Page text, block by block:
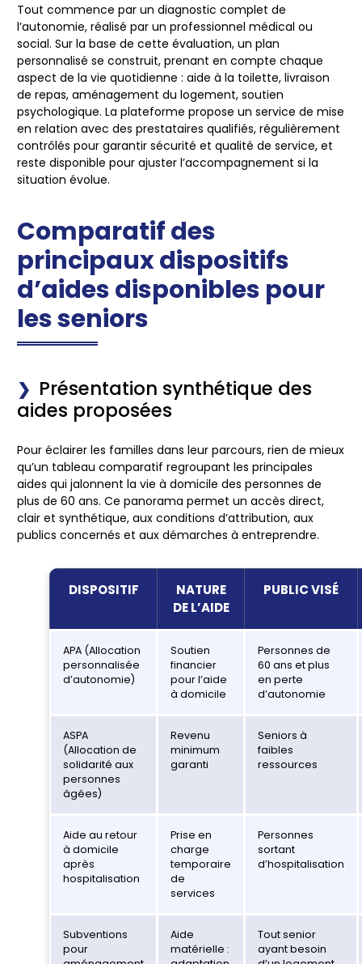
Tout commence par un diagnostic complet de
l’autonomie, réalisé par un professionnel médical ou
social. Sur la base de cette évaluation, un plan
personnalisé se construit, prenant en compte chaque
aspect de la vie quotidienne : aide à la toilette, livraison
de repas, aménagement du logement, soutien
psychologique. La plateforme propose un service de mise
en relation avec des prestataires qualifiés, régulièrement
contrôlés pour garantir sécurité et qualité de service, et
reste disponible pour ajuster l’accompagnement si la
situation évolue.
Comparatif des
principaux dispositifs
d’aides disponibles pour
les seniors
Présentation synthétique des
aides proposées
Pour éclairer les familles dans leur parcours, rien de mieux
qu’un tableau comparatif regroupant les principales
aides qui jalonnent la vie à domicile des personnes de
plus de 60 ans. Ce panorama permet un accès direct,
clair et synthétique, aux conditions d’attribution, aux
publics concernés et aux démarches à entreprendre.
DISPOSITIF
NATURE
DE L’AIDE
PUBLIC VISÉ
APA (Allocation
personnalisée
d’autonomie)
Soutien
financier
pour l’aide
à domicile
Personnes de
60 ans et plus
en perte
d’autonomie
ASPA
(Allocation de
solidarité aux
personnes
âgées)
Revenu
minimum
garanti
Seniors à
faibles
ressources
Aide au retour
à domicile
après
hospitalisation
Prise en
charge
temporaire
de
services
Personnes
sortant
d’hospitalisation
Subventions
pour
Aide
matérielle :
Tout senior
ayant besoin